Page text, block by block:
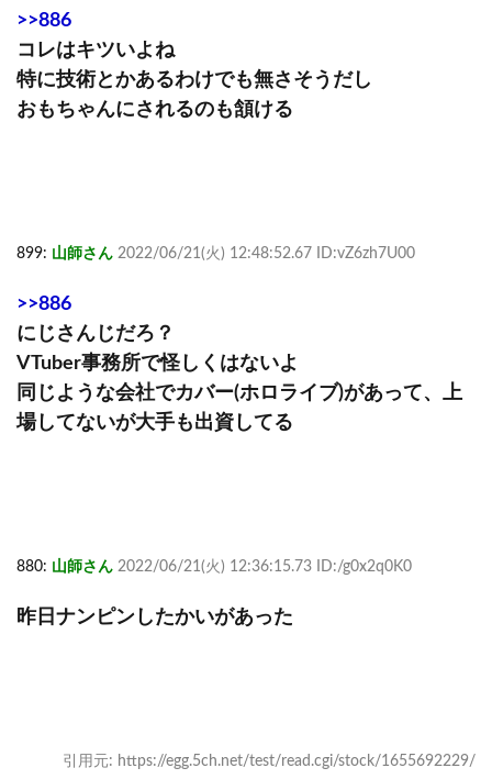
>>886
コレはキツいよね
特に技術とかあるわけでも無さそうだし
おもちゃんにされるのも頷ける
899: 山師さん 2022/06/21(火) 12:48:52.67 ID:vZ6zh7U00
>>886
にじさんじだろ？
VTuber事務所で怪しくはないよ
同じような会社でカバー(ホロライブ)があって、上
場してないが大手も出資してる
880: 山師さん 2022/06/21(火) 12:36:15.73 ID:/g0x2q0K0
昨日ナンピンしたかいがあった
引用元: https://egg.5ch.net/test/read.cgi/stock/1655692229/